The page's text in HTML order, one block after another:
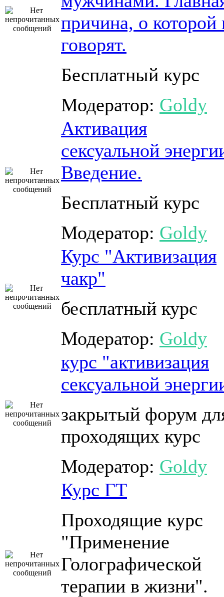
причина, о которой
говорят.
Бесплатный курс
Модератор: Goldy
Активация
сексуальной
Введение.
Бесплатный курс
Модератор: Goldy
Курс "Активизация
чакр"
бесплатный курс
Модератор: Goldy
курс "активизация
сексуальной
закрытый форум
проходящих курс
Модератор: Goldy
Курс ГТ
Проходящие курс
"Применение
Голографической
терапии в жизни".